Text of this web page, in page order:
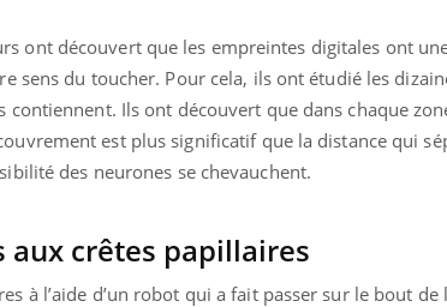
ont découvert que les empreintes digitales ont
sens du toucher. Pour cela, ils ont étudié les
Ils ont découvert que dans chaque
est plus significatif que la distance qui
des neurones se chevauchent.
aux crêtes papillaires
à l’aide d’un robot qui a fait passer sur le bout de